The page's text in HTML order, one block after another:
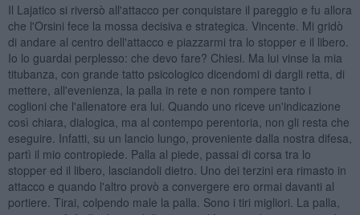
Il Lajatico si riversò all'attacco per conquistare il pareggio e fu allora
che l'Orsini fece la mossa decisiva e strategica. Vincente. Mi gridò
di andare al centro dell'attacco e piazzarmi tra lo stopper e il libero.
Io lo guardai perplesso: che devo fare? Chiesi. Ma lui vinse la mia
titubanza, con grande tatto psicologico dicendomi di dargli retta, di
mettere, all'evenienza, la palla in rete e non rompere tanto i
coglioni che l'allenatore era lui. Quando uno riceve un'indicazione
così chiara, dialogica, ma al contempo perentoria, non gli resta che
eseguire. Infatti, su un lancio lungo, proveniente dalla nostra difesa,
partì il mio contropiede. Palla al piede, passai di corsa tra lo
stopper ed il libero, lasciandoli dietro. Uno dei terzini era rimasto in
attacco e quando l'altro provò a convergere ero ormai davanti al
portiere. Tirai, colpendo male la palla. Sono i tiri migliori. La palla,